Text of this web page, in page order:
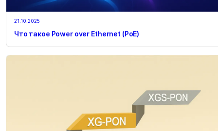
21.10.2025
Что такое Power over Ethernet (PoE)